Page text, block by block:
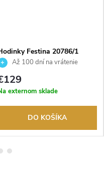
Festina 20786/1
Až 100 dní na vrátenie
tovaru. Autorizovaný predajca.
externom sklade
DO KOŠÍKA